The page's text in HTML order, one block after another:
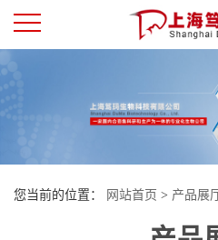
页
您当前的位置： 网站首页 > 产品展
牛酪蛋白激酶2β(CSNK2B)酶